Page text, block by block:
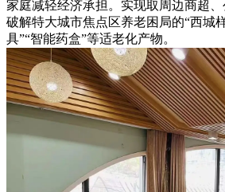
家庭减轻经济承担。实现取周边商超
破解特大城市焦点区养老困局的“西城
具”“智能药盒”等适老化产物。